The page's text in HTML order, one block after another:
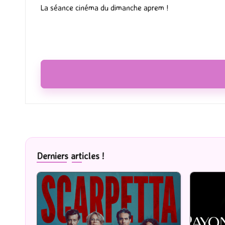
navigation
La séance cinéma du dimanche aprem !
Derniers articles !